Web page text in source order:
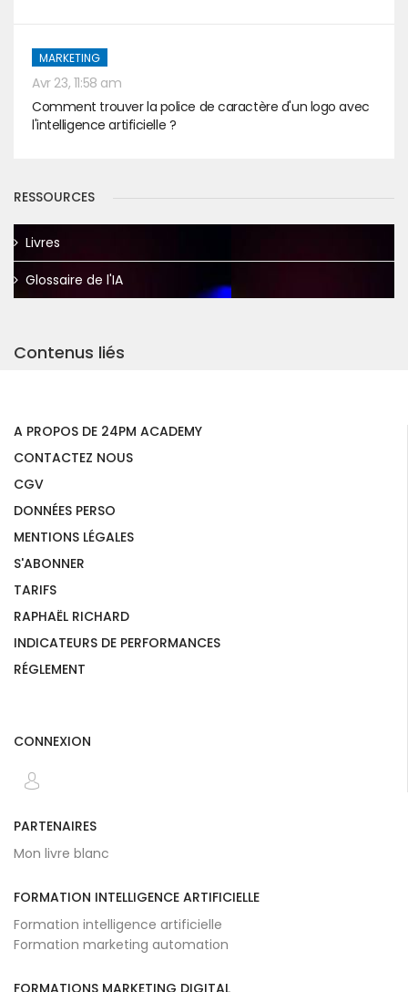
MARKETING
Avr 23, 11:58 am
Comment trouver la police de caractère d'un logo avec
l'intelligence artificielle ?
RESSOURCES
Livres
Glossaire de l'IA
Contenus liés
A PROPOS DE 24PM ACADEMY
CONTACTEZ NOUS
CGV
DONNÉES PERSO
MENTIONS LÉGALES
S'ABONNER
TARIFS
RAPHAËL RICHARD
INDICATEURS DE PERFORMANCES
RÉGLEMENT
CONNEXION
PARTENAIRES
Mon livre blanc
FORMATION INTELLIGENCE ARTIFICIELLE
Formation intelligence artificielle
Formation marketing automation
FORMATIONS MARKETING DIGITAL